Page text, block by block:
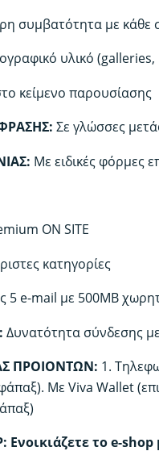
συμβατότητα με κάθε
υλικό
κείμενο παρουσίασης
Σε γλώσσες
Με ειδικές φόρμες
ON SITE
κατηγορίες
5 e-mail με 500MB
Δυνατότητα σύνδεσης
ΠΡΟΙΟΝΤΩΝ: 1.
Με Viva Wallet
Ενοικιάζετε το e-